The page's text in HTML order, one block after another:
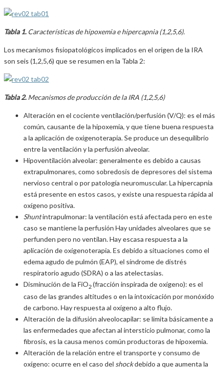
Tabla 1. Características de hipoxemia e hipercapnia (1,2,5,6).
Los mecanismos fisiopatológicos implicados en el origen de la IRA
son seis (1,2,5,6) que se resumen en la Tabla 2:
Tabla 2. Mecanismos de producción de la IRA (1,2,5,6)
Alteración en el cociente ventilación/perfusión (V/Q): es el más
común, causante de la hipoxemia, y que tiene buena respuesta
a la aplicación de oxigenoterapia. Se produce un desequilibrio
entre la ventilación y la perfusión alveolar.
Hipoventilación alveolar: generalmente es debido a causas
extrapulmonares, como sobredosis de depresores del sistema
nervioso central o por patología neuromuscular. La hipercapnia
está presente en estos casos, y existe una respuesta rápida al
oxígeno positiva.
Shuntintrapulmonar: la ventilación está afectada pero en este
caso se mantiene la perfusión Hay unidades alveolares que se
perfunden pero no ventilan. Hay escasa respuesta a la
aplicación de oxigenoterapia. Es debido a situaciones como el
edema agudo de pulmón (EAP), el síndrome de distrés
respiratorio agudo (SDRA) o a las atelectasias.
Disminución de la FiO2 (fracción inspirada de oxígeno): es el
caso de las grandes altitudes o en la intoxicación por monóxido
de carbono. Hay respuesta al oxígeno a alto flujo.
Alteración de la difusión alveolocapilar: se limita básicamente a
las enfermedades que afectan al intersticio pulmonar, como la
fibrosis, es la causa menos común productoras de hipoxemia.
Alteración de la relación entre el transporte y consumo de
oxígeno: ocurre en el caso del shockdebido a que aumenta la